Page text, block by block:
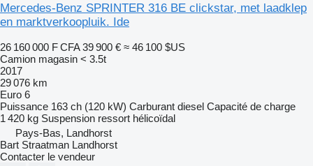
Mercedes-Benz SPRINTER 316 BE clickstar, met laadklep
en marktverkoopluik. Ide
26 160 000 F CFA 39 900 € ≈ 46 100 $US
Camion magasin < 3.5t
2017
29 076 km
Euro 6
Puissance 163 ch (120 kW) Carburant diesel Capacité de charge
1 420 kg Suspension ressort hélicoïdal
Pays-Bas, Landhorst
Bart Straatman Landhorst
Contacter le vendeur